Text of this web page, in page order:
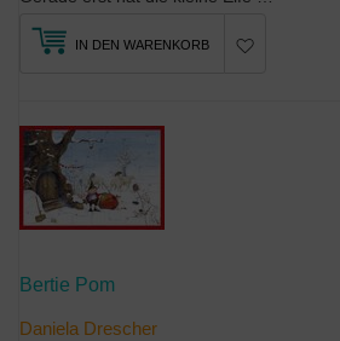
IN DEN WARENKORB
Bertie Pom
Daniela Drescher